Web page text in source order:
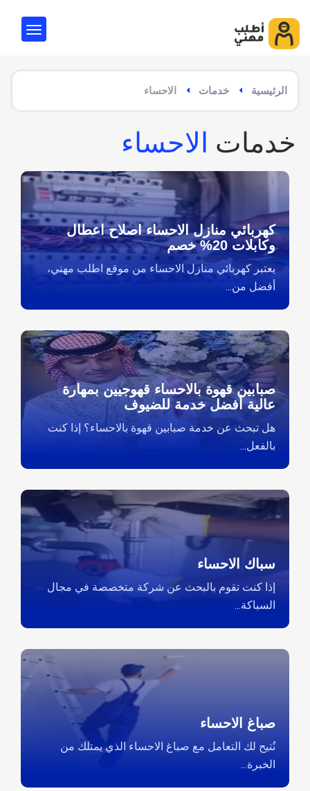
الرئيسية خدمات الاحساء
خدمات الاحساء
كهربائي منازل الاحساء اصلاح اعطال
وكابلات 20% خصم
يعتبر كهربائي منازل الاحساء من موقع اطلب مهني،
أفضل من...
صبابين قهوة بالاحساء قهوجيين بمهارة
عالية أفضل خدمة للضيوف
هل تبحث عن خدمة صبابين قهوة بالاحساء؟ إذا كنت
بالفعل...
سباك الاحساء
إذا كنت تقوم بالبحث عن شركة متخصصة في مجال
السباكة...
صباغ الاحساء
نُتيح لك التعامل مع صباغ الاحساء الذي يمتلك من
الخبرة...